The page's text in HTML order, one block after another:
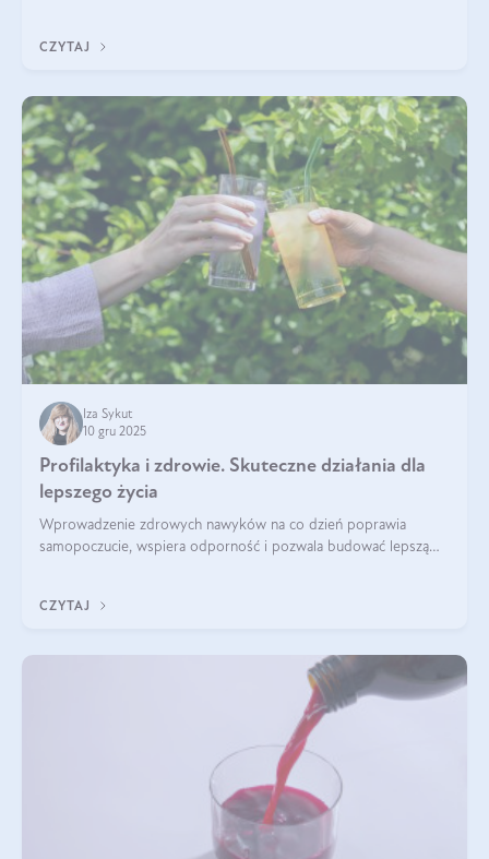
CZYTAJ
Iza Sykut
10 gru 2025
Profilaktyka i zdrowie. Skuteczne działania dla
lepszego życia
Wprowadzenie zdrowych nawyków na co dzień poprawia
samopoczucie, wspiera odporność i pozwala budować lepszą
CZYTAJ